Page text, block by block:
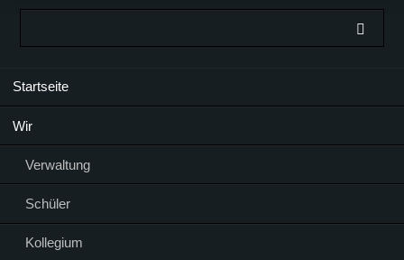
Startseite
Wir
Verwaltung
Schüler
Kollegium